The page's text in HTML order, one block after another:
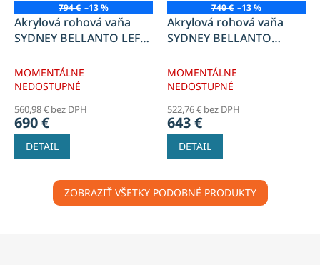
794 € –13 %
Akrylová rohová vaňa
SYDNEY BELLANTO LEFT
MOMENTÁLNE
NEDOSTUPNÉ
560,98 € bez DPH
690 €
DETAIL
740 € –13 %
Akrylová rohová vaňa
SYDNEY BELLANTO
MOMENTÁLNE
NEDOSTUPNÉ
522,76 € bez DPH
643 €
DETAIL
ZOBRAZIŤ VŠETKY PODOBNÉ PRODUKTY